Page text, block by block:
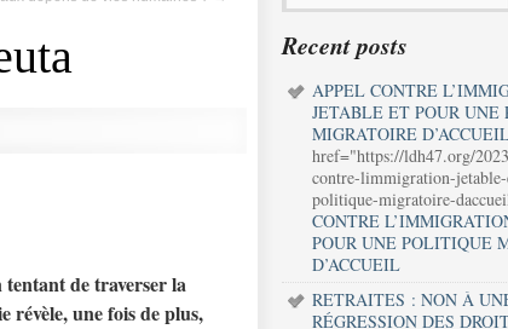
de traverser la
révèle, une fois de plus,
Recent posts
APPEL CONTRE
JETABLE ET POUR UNE
MIGRATOIRE
href="https://ldh47.org/
contre-limmigration-
politique-migratoire-
CONTRE
POUR UNE POLITIQUE
D’ACCUEIL
RETRAITES : NON À
RÉGRESSION DES